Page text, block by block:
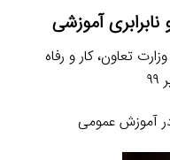
آموزشی
تعاون، کار و رفاه
آموزش عمومی